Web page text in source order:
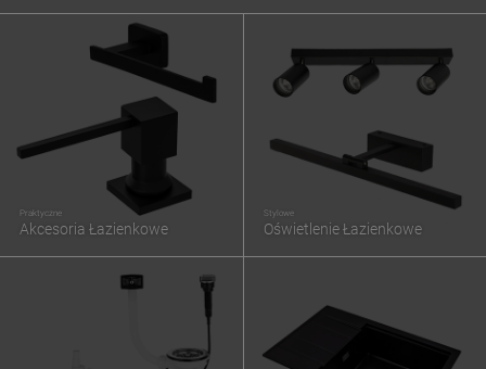
Praktyczne
Akcesoria Łazienkowe
Stylowe
Oświetlenie Łazienkowe